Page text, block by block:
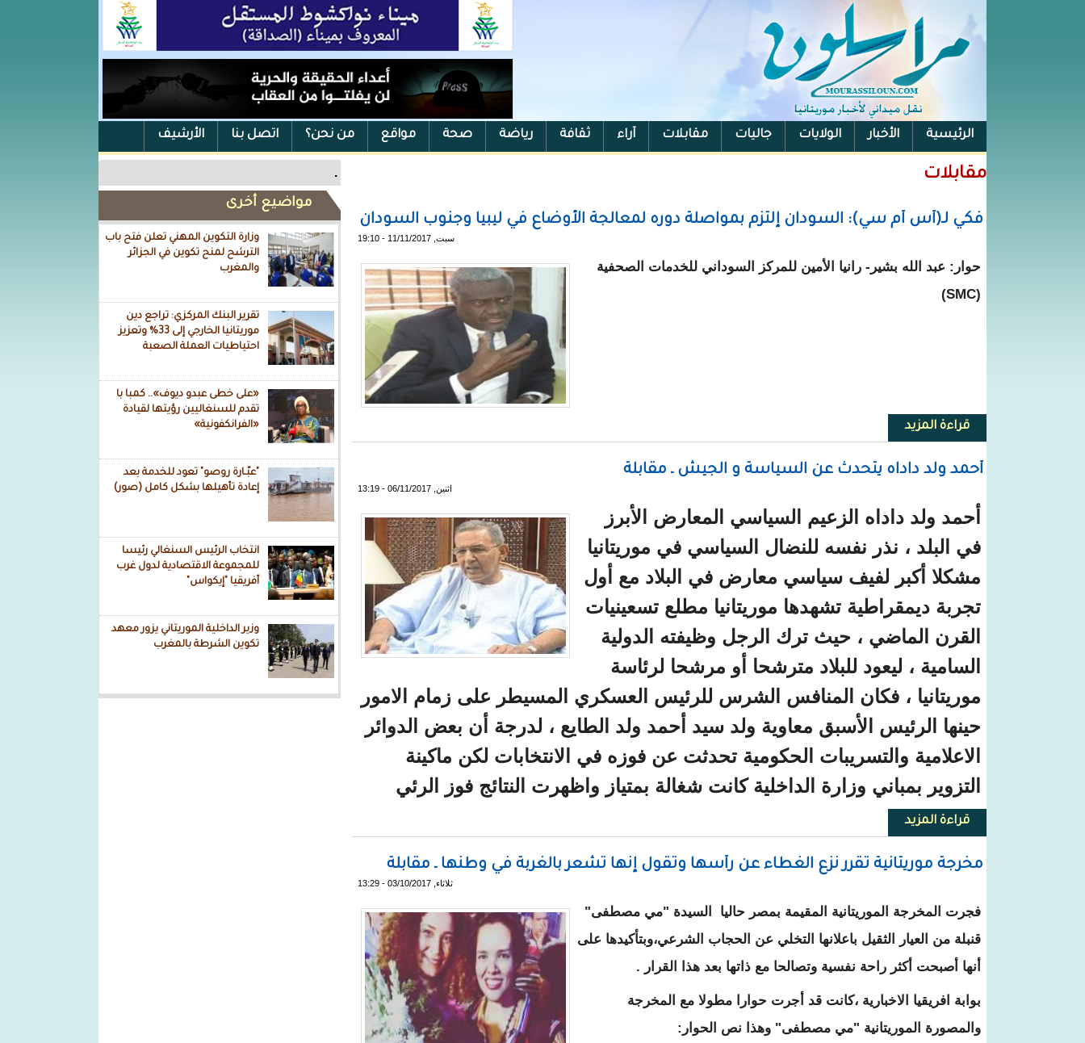
الرئيسية الأخبار الولايات جاليات مقابلات آراء ثقافة رياضة صحة مواقع من نحن؟ اتصل بنا الأرشيف
الفيس بوك .
مواضيع أخرى
وزارة التكوين المهني تعلن فتح باب
الترشح لمنح تكوين في الجزائر
والمغرب
تقرير البنك المركزي: تراجع دين
موريتانيا الخارجي إلى 33% وتعزيز
احتياطيات العملة الصعبة
«على خطى عبدو ديوف».. كمبا با
تقدم للسنغاليين رؤيتها لقيادة
«الفرانكفونية»
"عبّـارة روصو" تعود للخدمة بعد
إعادة تأهيلها بشكل كامل (صور)
انتخاب الرئيس السنغالي رئيسا
للمجموعة الاقتصادية لدول غرب
أفريقيا "إيكواس"
وزير الداخلية الموريتاني يزور معهد
تكوين الشرطة بالمغرب
مقابلات
فكي لـ(أس أم سي): السودان إلتزم بمواصلة دوره لمعالجة الأوضاع في ليبيا وجنوب السودان
سبت, 11/11/2017 - 19:10
حوار: عبد الله بشير- رانيا الأمين للمركز السوداني للخدمات الصحفية
(SMC)
قراءة المزيدحول فكي لـ(أس أم سي): السودان إلتزم بمواصلة دوره لمعالجة الأوضاع في ليبيا وجنوب السودان
أحمد ولد داداه يتحدث عن السياسة و الجيش ـ مقابلة
اثنين, 06/11/2017 - 13:19
أحمد ولد داداه الزعيم السياسي المعارض الأبرز
في البلد ، نذر نفسه للنضال السياسي في موريتانيا
مشكلا أكبر لفيف سياسي معارض في البلاد مع أول
تجربة ديمقراطية تشهدها موريتانيا مطلع تسعينيات
القرن الماضي ، حيث ترك الرجل وظيفته الدولية
السامية ، ليعود للبلاد مترشحا أو مرشحا لرئاسة
موريتانيا ، فكان المنافس الشرس للرئيس العسكري المسيطر على زمام الامور
حينها الرئيس الأسبق معاوية ولد سيد أحمد ولد الطايع ، لدرجة أن بعض الدوائر
الاعلامية والتسريبات الحكومية تحدثت عن فوزه في الانتخابات لكن ماكينة
التزوير بمباني وزارة الداخلية كانت شغالة بمتياز واظهرت النتائج فوز الرئي
قراءة المزيدحول أحمد ولد داداه يتحدث عن السياسة و الجيش ـ مقابلة
مخرجة موريتانية تقرر نزع الغطاء عن رأسها وتقول إنها تشعر بالغربة في وطنها ـ مقابلة
ثلاثاء, 03/10/2017 - 13:29
فجرت المخرجة الموريتانية المقيمة بمصر حاليا السيدة "مي مصطفى"
قنبلة من العيار الثقيل باعلانها التخلي عن الحجاب الشرعي،وبتأكيدها على
أنها أصبحت أكثر راحة نفسية وتصالحا مع ذاتها بعد هذا القرار .
بوابة افريقيا الاخبارية ،كانت قد أجرت حوارا مطولا مع المخرجة
والمصورة الموريتانية "مي مصطفى" وهذا نص الحوار: